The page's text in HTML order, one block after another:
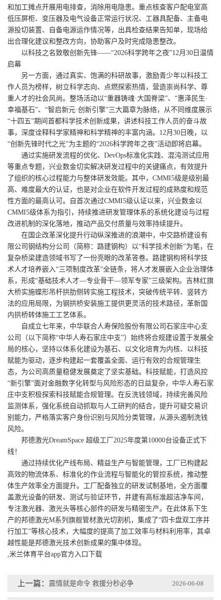
和加工摊点开展用电排查，消除用电隐患。重点核查客户配电室高
低压屏柜、变压器及电气设备正常运行状况、工器具配备、主备电
源投切装置、自备电源运作情况等，出具检查结果告知单，现场给
出合理化建议和整改方向，协助客户及时完成隐患整改。
以科技之名致敬创新先锋——“2026科学跨年之夜”12月30日温情
启幕
另一方面，通过真实、饱满的科研故事，激励青少年以科技工
作人员为榜样，树立科学志向、点燃探索热情，营造崇尚科学、尊
重人才的社会风尚。整场活动以“重器铸魂·大国脊梁”、“惠泽民生·
幸福基石”、“智启新元·创新引擎”三大篇章为脉络，从不同维度展示
“十四五”期间首都科学技术创新成果，讲述科技工作人员的奋斗故
事，深度诠释科学家精神和科学精神的丰富内涵。12月30日晚，以
“创新先锋时代之光”为主题的“2026科学跨年之夜”活动即将启幕。
通过实施研发流程的优化、DevOps标准化实践、混沌测试应用
等重点专题，兴业数金切实解决研发过程中的关键痛点，有效提升
了组织的核心过程能力与整体研发效能。其中，CMMI5级是级别最
高、难度最大的认证，也是对企业在软件开发过程的成熟度和规范
性方面的最高认可。自首次通过CMMI5级认证以来，兴业数金以
CMMI5级体系为指引，持续推进研发管理体系的系统化建设与过程
改进机制的深化落地，推动产品交付质量与效率持续提升。
在国企改革深化提升行动纵深推进的浪潮中，中交路桥建设有
限公司钢结构分公司（简称：路建钢构）以“科学技术创新”为笔，在
复杂桥梁建造领域书写了一份亮眼的改革答卷。路建钢构将科学技
术人才培养嵌入“三项制度改革”全链条，将人才发展嵌入企业治理体
系，形成“基础技术人才—专业骨干—领军专家”三级架构。吉林红旗
大桥实施蝶形吊杆拱肋侧转实施工程技术，突破传统平转、竖转方
法的应用局限，为钢拱桥安装施工提供更灵活的技术路径，革新国
内拱桥转体施工工艺体系。
自成立七年来，中华联合人寿保险股份有限公司石家庄中心支
公司（以下简称“中华人寿石家庄中支”）始终将合规建设置于发展全
局的核心，坚持以体系化建设为基石、以文化培育为内核、以科技
赋能为驱动，逐步构建起一套覆盖全面、运行有效的合规管理生
态，为公司高质量稳健发展奠定了坚实基础。科技赋能，打造风控
“新引擎”面对金融数字化转型与风险形态的日益复杂，中华人寿石家
庄中支积极探索科技赋能合规管理。在反洗钱领域，持续完善风险
监测体系，强化系统自动抓取与人工研判的结合，提升可疑交易识
别能力，严格落实客户身份识别与风险分类管理，从源头遏制洗钱
风险。
邦德激光DreamSpace 超级工厂2025年度第10000台设备正式下
线！
通过持续优化产线布局、精益生产与智能管理，工厂已构建起
高效的物流体系、标准化的作业流程与智能化的管控系统，推动整
体生产效率全方面提升。工厂配备独立的研发试制基地，全方面覆
盖激光设备的研发、测试与验证环节，并建有高标准超洁净车间，
专注激光器、激光头等核心部件的研发与精密生产。在此体系下生
产的邦德激光M系列旗舰管材激光切割机，集成了“四卡盘双工序并
行加工”等核心技术，大幅度的提高了加工效率与材料利用率，其卓
越性能是邦德激光技术创新成果的集中体现。
,米兰体育平台app官方入口下载
上一篇： 震情就是命令 救援分秒必争 2026-06-08